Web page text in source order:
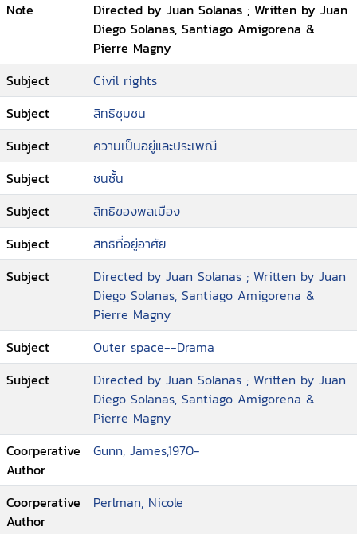
อย่างแม่นยำนั้นคือ รักแรกพบของเขากับ อีเด็น
(เคิร์สเตน ดันสท์) มันเป็นความฝังใจที่เขาไม่เคย
ลืม และเขารู้สึกได้เลยว่า อีเด็น เป็นหญิงสาวผู้น่า
รักและจิตใจดีเพียงคนเดียวที่มาจากโลกเบื้องบน
เหตุผลนี้เองที่ทำให้เขายังคงคิดถึงสถานที่แห่ง
หนึ่งที่เคยทำให้เขาได้เจอกับเธอ จนกระทั่งความ
บังเอิญทำให้ อดัม และ อีเด็น ได้กลับมาพบกันอีก
ครั้ง แต่ด้วยข้อห้ามของแรงดึงดูดและกฎหมาย
แห่งโลกอันพิศดารนี้ทำให้คนทั้งคู่ไม่อาจรักกันได้
อดัม จึงต้องทำทุกวิถีทางเพื่อให้เขาและเธอได้
สมหวังในความรักครั้งนี้
Note
Directed by Juan Solanas ; Written by Juan
Diego Solanas, Santiago Amigorena &
Pierre Magny
Subject
Civil rights
Subject
สิทธิชุมชน
Subject
ความเป็นอยู่และประเพณี
Subject
ชนชั้น
Subject
สิทธิของพลเมือง
Subject
สิทธิที่อยู่อาศัย
Subject
Directed by Juan Solanas ; Written by Juan
Diego Solanas, Santiago Amigorena &
Pierre Magny
Subject
Outer space--Drama
Subject
Directed by Juan Solanas ; Written by Juan
Diego Solanas, Santiago Amigorena &
Pierre Magny
Coorperative
Author
Gunn, James,1970-
Coorperative
Author
Perlman, Nicole